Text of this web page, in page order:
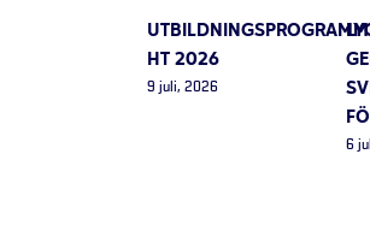
HT 2026
9 juli, 2026
6